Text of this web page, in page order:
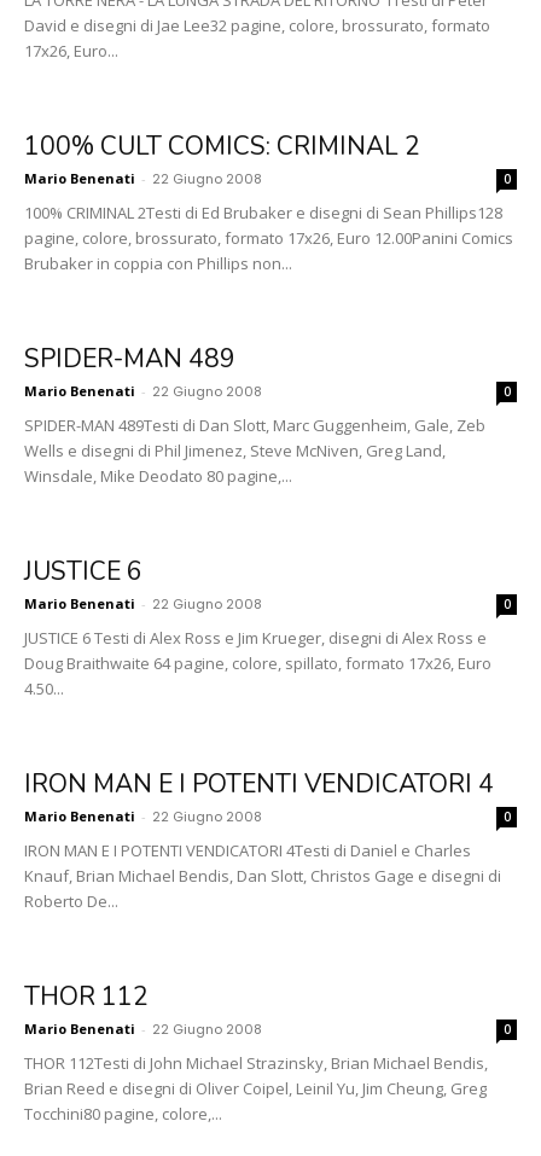
David e disegni di Jae Lee32 pagine, colore, brossurato, formato
17x26, Euro...
100% CULT COMICS: CRIMINAL 2
Mario Benenati - 22 Giugno 2008 0
100% CRIMINAL 2Testi di Ed Brubaker e disegni di Sean Phillips128
pagine, colore, brossurato, formato 17x26, Euro 12.00Panini Comics
Brubaker in coppia con Phillips non...
SPIDER-MAN 489
Mario Benenati - 22 Giugno 2008 0
SPIDER-MAN 489Testi di Dan Slott, Marc Guggenheim, Gale, Zeb
Wells e disegni di Phil Jimenez, Steve McNiven, Greg Land,
Winsdale, Mike Deodato 80 pagine,...
JUSTICE 6
Mario Benenati - 22 Giugno 2008 0
JUSTICE 6 Testi di Alex Ross e Jim Krueger, disegni di Alex Ross e
Doug Braithwaite 64 pagine, colore, spillato, formato 17x26, Euro
4.50...
IRON MAN E I POTENTI VENDICATORI 4
Mario Benenati - 22 Giugno 2008 0
IRON MAN E I POTENTI VENDICATORI 4Testi di Daniel e Charles
Knauf, Brian Michael Bendis, Dan Slott, Christos Gage e disegni di
Roberto De...
THOR 112
Mario Benenati - 22 Giugno 2008 0
THOR 112Testi di John Michael Strazinsky, Brian Michael Bendis,
Brian Reed e disegni di Oliver Coipel, Leinil Yu, Jim Cheung, Greg
Tocchini80 pagine, colore,...